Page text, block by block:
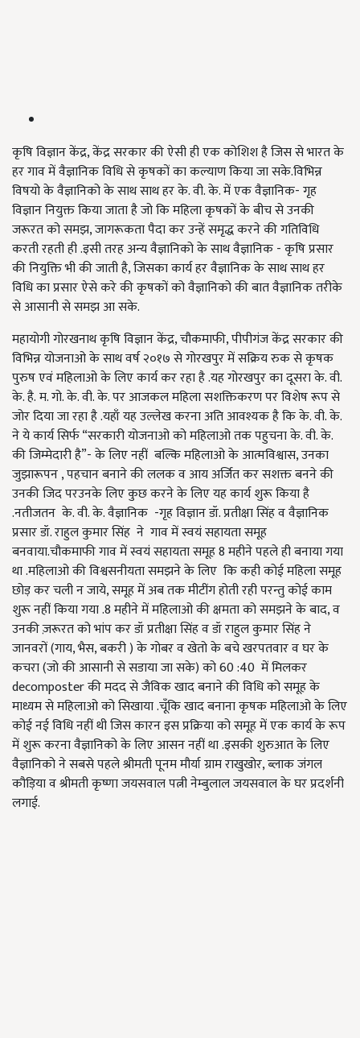
कृषि विज्ञान केंद्र, केंद्र सरकार की ऐसी ही एक कोशिश है जिस से भारत के
हर गाव में वैज्ञानिक विधि से कृषकों का कल्याण किया जा सके.विभिन्न
विषयो के वैज्ञानिको के साथ साथ हर के. वी. के. में एक वैज्ञानिक- गृह
विज्ञान नियुक्त किया जाता है जो कि महिला कृषकों के बीच से उनकी
जरूरत को समझ, जागरूकता पैदा कर उन्हें समृद्ध करने की गतिविधि
करती रहती ही .इसी तरह अन्य वैज्ञानिको के साथ वैज्ञानिक - कृषि प्रसार
की नियुक्ति भी की जाती है, जिसका कार्य हर वैज्ञानिक के साथ साथ हर
विधि का प्रसार ऐसे करे की कृषकों को वैज्ञानिको की बात वैज्ञानिक तरीके
से आसानी से समझ आ सके.
महायोगी गोरखनाथ कृषि विज्ञान केंद्र, चौकमाफी, पीपीगंज केंद्र सरकार की
विभिन्न योजनाओ के साथ वर्ष २०१७ से गोरखपुर में सक्रिय रुक से कृषक
पुरुष एवं महिलाओ के लिए कार्य कर रहा है .यह गोरखपुर का दूसरा के. वी.
के. है. म. गो. के. वी. के. पर आजकल महिला सशक्तिकरण पर विशेष रूप से
जोर दिया जा रहा है .यहाँ यह उल्लेख करना अति आवश्यक है कि के. वी. के.
ने ये कार्य सिर्फ “सरकारी योजनाओ को महिलाओ तक पहुचना के. वी. के.
की जिम्मेदारी है”- के लिए नहीं बल्कि महिलाओ के आत्मविश्वास, उनका
जुझारूपन , पहचान बनाने की ललक व आय अर्जित कर सशक्त बनने की
उनकी जिद परउनके लिए कुछ करने के लिए यह कार्य शुरू किया है
.नतीजतन के. वी. के. वैज्ञानिक -गृह विज्ञान डॉ. प्रतीक्षा सिंह व वैज्ञानिक
प्रसार डॉ. राहुल कुमार सिंह ने गाव में स्वयं सहायता समूह
बनवाया.चौकमाफी गाव में स्वयं सहायता समूह 8 महीने पहले ही बनाया गया
था .महिलाओ की विश्वसनीयता समझने के लिए कि कही कोई महिला समूह
छोड़ कर चली न जाये, समूह में अब तक मीटींग होती रही परन्तु कोई काम
शुरू नहीं किया गया .8 महीने में महिलाओ की क्षमता को समझने के बाद, व
उनकी ज़रूरत को भांप कर डॉ प्रतीक्षा सिंह व डॉ राहुल कुमार सिंह ने
जानवरों (गाय, भैस, बकरी ) के गोबर व खेतो के बचे खरपतवार व घर के
कचरा (जो की आसानी से सडाया जा सके) को 60 :40 में मिलकर
decomposter की मदद से जैविक खाद बनाने की विधि को समूह के
माध्यम से महिलाओ को सिखाया .चूँकि खाद बनाना कृषक महिलाओ के लिए
कोई नई विधि नहीं थी जिस कारन इस प्रक्रिया को समूह में एक कार्य के रूप
में शुरू करना वैज्ञानिको के लिए आसन नहीं था .इसकी शुरुआत के लिए
वैज्ञानिको ने सबसे पहले श्रीमती पूनम मौर्या ग्राम राखुखोर, ब्लाक जंगल
कौड़िया व श्रीमती कृष्णा जयसवाल पत्नी नेम्बुलाल जयसवाल के घर प्रदर्शनी
लगाई.